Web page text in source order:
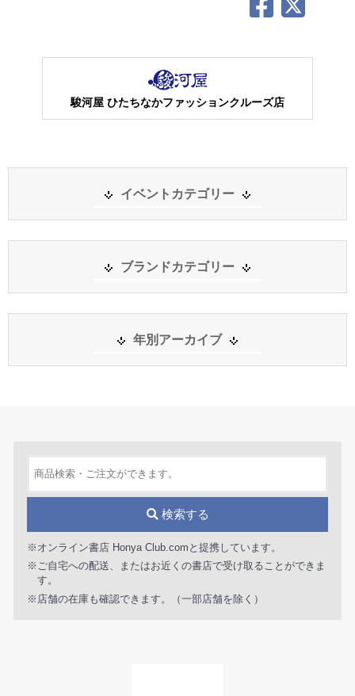
駿河屋 ひたちなかファッションクルーズ店
イベントカテゴリー
ブランドカテゴリー
年別アーカイブ
検索する
※オンライン書店 Honya Club.comと提携しています。
※ご自宅への配送、またはお近くの書店で受け取ることができま
す。
※店舗の在庫も確認できます。（一部店舗を除く）